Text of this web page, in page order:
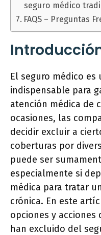
seguro médico
FAQS – Preguntas
El seguro médico es
indispensable para
atención médica de
ocasiones, las
decidir excluir a
coberturas por
puede ser
especialmente si
médica para tratar
crónica. En este
opciones y
han excluido del